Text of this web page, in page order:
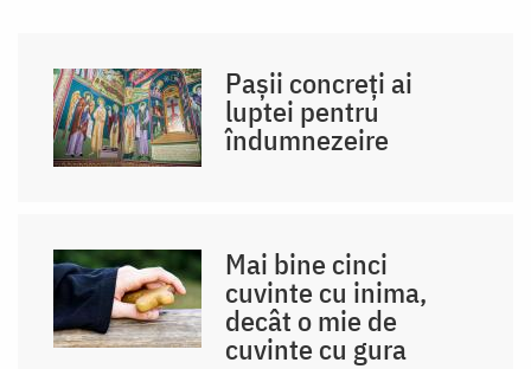
Pașii concreți ai
luptei pentru
îndumnezeire
Mai bine cinci
cuvinte cu inima,
decât o mie de
cuvinte cu gura